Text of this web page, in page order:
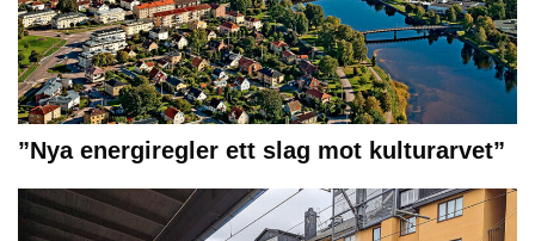
”Nya energiregler ett slag mot kulturarvet”